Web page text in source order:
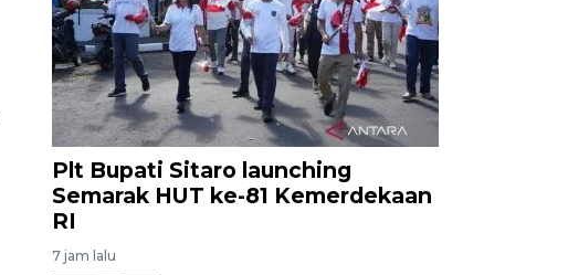
Plt Bupati Sitaro launching
Semarak HUT ke-81 Kemerdekaan
RI
7 jam lalu